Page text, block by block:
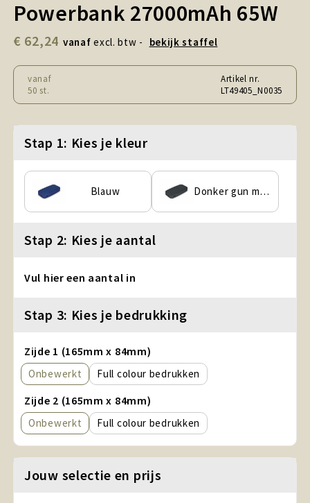
Snoepgoed en Koek
Sport, Spel en Speelgoed
Strand en Zomer
Tassen
Textiel, Kleding en Caps
Wijngeschenken
Powerbank 27000mAh 65W
€ 62,24 vanaf excl. btw - bekijk staffel
vanaf
50 st.
Artikel nr.
LT49405_N0035
Stap 1: Kies je kleur
Blauw Donker gun metal
Stap 2: Kies je aantal
Vul hier een aantal in
Stap 3: Kies je bedrukking
Zijde 1 (165mm x 84mm)
Onbewerkt Full colour
Zijde 2 (165mm x 84mm)
Onbewerkt Full colour
Jouw selectie en prijs